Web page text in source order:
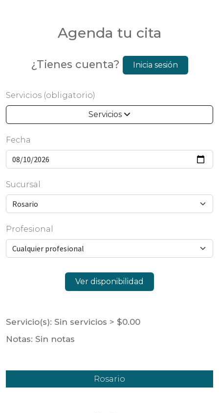
Agenda tu cita
¿Tienes cuenta? Inicia sesión
Servicios (obligatorio)
Servicios
Fecha
Sucursal
Profesional
Ver disponibilidad
Servicio(s): Sin servicios > $0.00
Notas: Sin notas
Rosario